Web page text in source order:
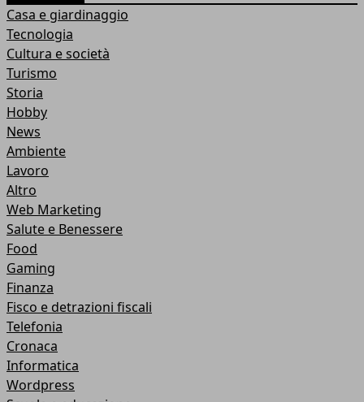
Casa e giardinaggio
Tecnologia
Cultura e società
Turismo
Storia
Hobby
News
Ambiente
Lavoro
Altro
Web Marketing
Salute e Benessere
Food
Gaming
Finanza
Fisco e detrazioni fiscali
Telefonia
Cronaca
Informatica
Wordpress